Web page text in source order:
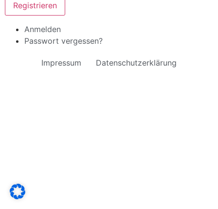
Registrieren
Anmelden
Passwort vergessen?
Impressum Datenschutzerklärung